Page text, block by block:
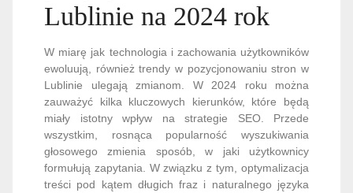
Lublinie na 2024 rok
W miarę jak technologia i zachowania użytkowników
ewoluują, również trendy w pozycjonowaniu stron w
Lublinie ulegają zmianom. W 2024 roku można
zauważyć kilka kluczowych kierunków, które będą
miały istotny wpływ na strategie SEO. Przede
wszystkim, rosnąca popularność wyszukiwania
głosowego zmienia sposób, w jaki użytkownicy
formułują zapytania. W związku z tym, optymalizacja
treści pod kątem długich fraz i naturalnego języka